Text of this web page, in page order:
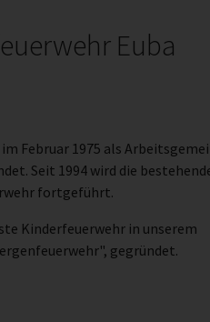
Euba
Februar 1975 als
Seit 1994 wird die
fortgeführt.
Kinderfeuerwehr in unserem
gegründet.